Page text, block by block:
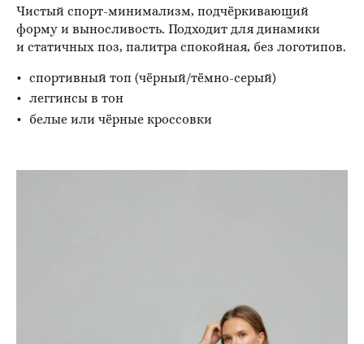
Чистый спорт-минимализм, подчёркивающий
форму и выносливость. Подходит для динамики
и статичных поз, палитра спокойная, без логотипов.
спортивный топ (чёрный/тёмно-серый)
леггинсы в тон
белые или чёрные кроссовки